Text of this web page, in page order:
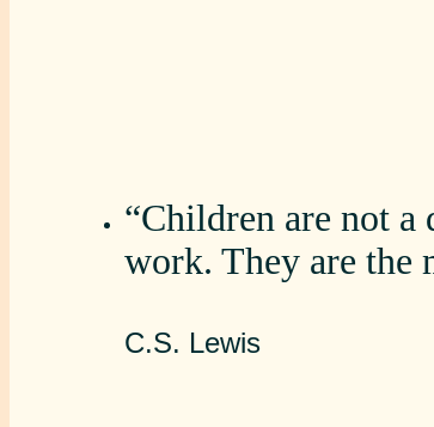
“Children are not
work. They are the
C.S. Lewis